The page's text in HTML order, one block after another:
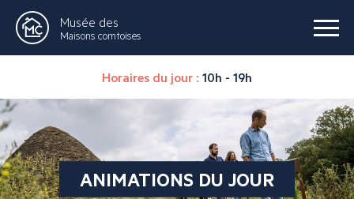
Musée des
Maisons comtoises
Horaires du jour : 10h - 19h
ANIMATIONS DU JOUR